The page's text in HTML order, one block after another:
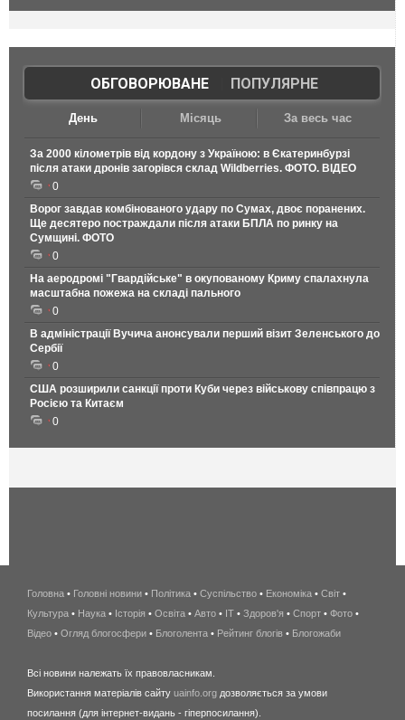
ОБГОВОРЮВАНЕ| ПОПУЛЯРНЕ
День Місяць За весь час
За 2000 кілометрів від кордону з Україною: в Єкатеринбурзі
після атаки дронів загорівся склад Wildberries. ФОТО. ВІДЕО
0
Ворог завдав комбінованого удару по Сумах, двоє поранених.
Ще десятеро постраждали після атаки БПЛА по ринку на
Сумщині. ФОТО
0
На аеродромі "Гвардійське" в окупованому Криму спалахнула
масштабна пожежа на складі пального
0
В адміністрації Вучича анонсували перший візит Зеленського до
Сербії
0
США розширили санкції проти Куби через військову співпрацю з
Росією та Китаєм
0
беспроводной
интернет
киев
wimax
Головна • Головні новини • Політика • Суспільство • Економіка • Світ •
Культура • Наука • Історія • Освіта • Авто • IT • Здоров'я • Спорт • Фото •
Відео • Огляд блогосфери • Блоголента • Рейтинг блогів • Блогожаби
Всі новини належать їх правовласникам.
Використання матеріалів сайту uainfo.org дозволяється за умови
посилання (для інтернет-видань - гіперпосилання).